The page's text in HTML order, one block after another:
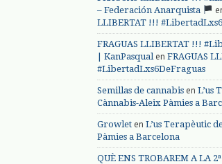
– Federación Anarquista
LLIBERTAT !!!
FRAGUAS LLIBERTAT !!!
| KanPasqualen FRAGUAS
#LibertadLxs6DeFraguas
Semillas de cannabis en L’us
Cànnabis-Aleix Pàmies a
Growlet en L’us Terapèutic
Pàmies a Barcelona
QUÈ ENS TROBAREM A LA